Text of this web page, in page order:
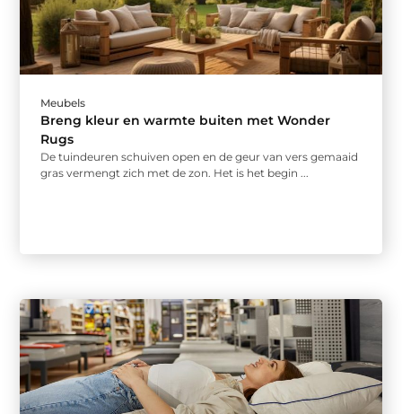
Meubels
Breng kleur en warmte buiten met Wonder
Rugs
De tuindeuren schuiven open en de geur van vers gemaaid
gras vermengt zich met de zon. Het is het begin ...